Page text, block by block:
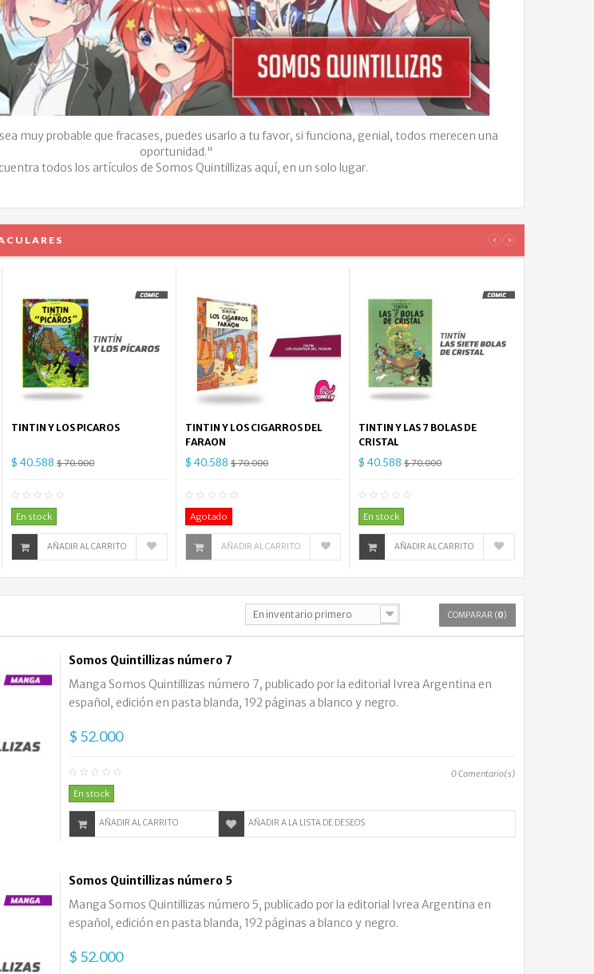
muy probable que fracases, puedes usarlo a tu favor, si funciona, genial, todos merecen una
oportunidad."
todos los artículos de Somos Quintillizas aquí, en un solo lugar.
‹ ›
TINTIN Y LOS PICAROS
$ 40.588$ 70.000
En stock
AÑADIR AL CARRITO
TINTIN Y LOS CIGARROS DEL
FARAON
$ 40.588$ 70.000
Agotado
AÑADIR AL CARRITO
TINTIN Y LAS 7 BOLAS DE
CRISTAL
$ 40.588$ 70.000
En stock
AÑADIR AL CARRITO
En inventario primero COMPARAR (0)
Somos Quintillizas número 7
Manga Somos Quintillizas número 7, publicado por la editorial Ivrea Argentina en
español, edición en pasta blanda, 192 páginas a blanco y negro.
$ 52.000
0Comentario(s)
En stock
AÑADIR AL CARRITO AÑADIR A LA LISTA DE DESEOS
Somos Quintillizas número 5
Manga Somos Quintillizas número 5, publicado por la editorial Ivrea Argentina en
español, edición en pasta blanda, 192 páginas a blanco y negro.
$ 52.000